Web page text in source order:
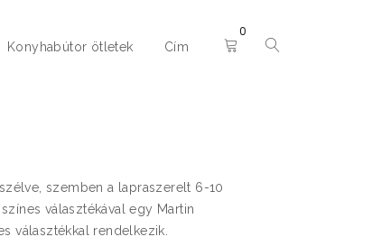
Konyhabútor ötletek Cím
0
szemben a lapraszerelt 6-10
választékával egy Martin
választékkal rendelkezik.